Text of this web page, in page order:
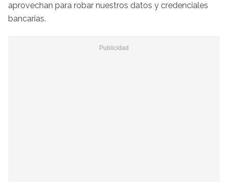
aprovechan para robar nuestros datos y credenciales
bancarias.